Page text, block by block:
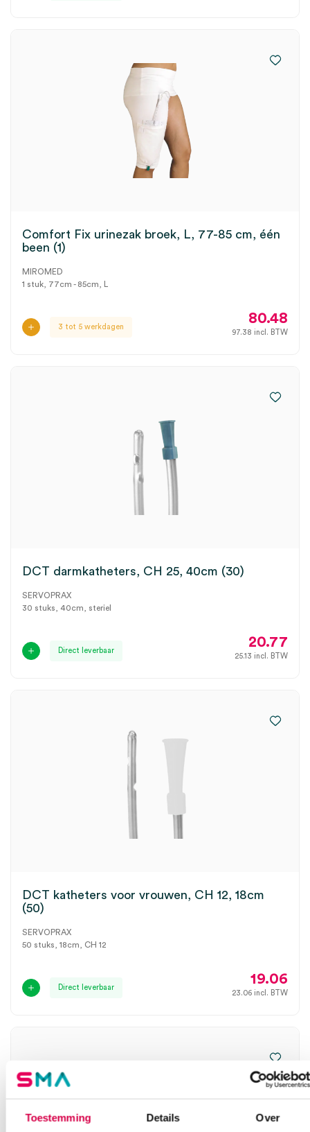
Toestemming Details Over
Comfort Fix urinezak broek, L, 77-85 cm, één
been (1)
MIROMED
1 stuk, 77cm - 85cm, L
3 tot 5 werkdagen
80.48
97.38 incl. BTW
DCT darmkatheters, CH 25, 40cm (30)
SERVOPRAX
30 stuks, 40cm, steriel
Direct leverbaar
20.77
25.13 incl. BTW
DCT katheters voor vrouwen, CH 12, 18cm
(50)
SERVOPRAX
50 stuks, 18cm, CH 12
Direct leverbaar
19.06
23.06 incl. BTW